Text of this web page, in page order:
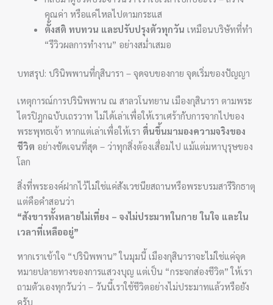
คุณค่า หรือแค่ไหลไปตามกระแส
ตั้งสติ ทบทวน และปรับปรุงตัวทุกวัน เหมือนบริษัทที่ทำ
“รีวิวผลการทำงาน” อย่างสม่ำเสมอ
บทสรุป: ปรินิพพานที่กุสินารา – จุดจบของกาย จุดเริ่มของปัญญา
เหตุการณ์การปรินิพพาน ณ สาลวโนทยาน เมืองกุสินารา ตามพระ
ไตรปิฎกฉบับเถรวาท ไม่ได้เล่าเพื่อให้เราเศร้ากับการจากไปของ
พระพุทธเจ้า หากแต่เล่าเพื่อให้เรา ตื่นขึ้นมามองความจริงของ
ชีวิต อย่างชัดเจนที่สุด – ว่าทุกสิ่งต้องเสื่อมไป แม้แต่มหาบุรุษของ
โลก
สิ่งที่พระองค์ฝากไว้ไม่ใช่แค่สังเวชนียสถานหรือพระบรมสารีริกธาตุ
แต่คือคำสอนว่า
“สังขารทั้งหลายไม่เที่ยง – จงไม่ประมาทในกาย ในใจ และใน
เวลาที่เหลืออยู่”
หากเราเข้าใจ “ปรินิพพาน” ในมุมนี้ เมืองกุสินาราจะไม่ใช่แค่จุด
หมายปลายทางของการแสวงบุญ แต่เป็น “กระจกส่องชีวิต” ให้เรา
ถามตัวเองทุกวันว่า – วันนี้เราใช้ชีวิตอย่างไม่ประมาทแล้วหรือยัง
ครับ